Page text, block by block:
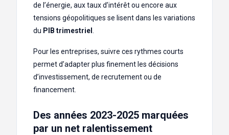
de l’énergie, aux taux d’intérêt ou encore aux
tensions géopolitiques se lisent dans les variations
du PIB trimestriel
Pour les entreprises, suivre ces rythmes courts
permet d’adapter plus finement les décisions
d’investissement, de recrutement ou de
financement.
Des années 2023-2025 marquées
par un net ralentissement